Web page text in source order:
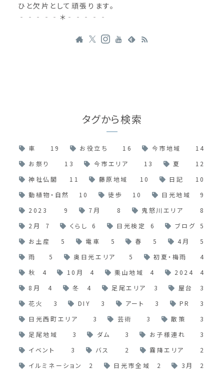
ひと欠片として頑張ります。
‐‐‐‐‐＊‐‐‐‐‐
タグから検索
車 19 お役立ち 16 今市地域
14
お祭り
13 今市エリア 13 夏
12
神社仏閣
11 藤原地域 10 日記
10
動植物・自然
10 徒歩 10 日光地域
9
2023
9 7月 8 鬼怒川エリア
8
2月
7 くらし 6 日光検定 6 ブログ
5
お土産
5 電車 5 春 5 4月
5
雨
5 奥日光エリア 5 初夏・梅雨
4
秋
4 10月 4 栗山地域 4 2024
4
8月
4 冬 4 足尾エリア 3 屋台
3
花火
3 DIY 3 アート 3 PR
3
日光西町エリア
3 芸術 3 散策
3
足尾地域
3 ダム 3 お子様連れ
3
イベント
3 バス 2 霧降エリア
2
イルミネーション
2 日光市全域 2 3月 2